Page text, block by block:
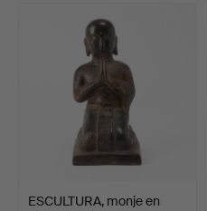
ESCULTURA, monje en